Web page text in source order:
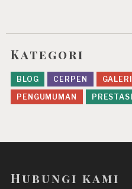
Kategori
BLOG CERPEN GALERI
PENGUMUMAN
PRESTASI
Hubungi kami